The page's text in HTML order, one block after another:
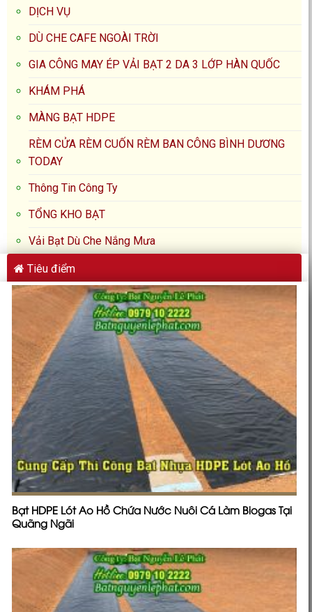
Dịch Vụ Thay Bạt Kéo Mái
Che Dù Che Nắng
Chuyên Nghiệp Tại Trà
Vinh – Nâng Cấp Không
Binhduongtoday.com
Công Sân Thượng Ở Dĩ An,
Liên kết nhanh
BÁO GIÁ MUA BÁN NHÀ ĐẤT BÌNH DƯƠNG
BẠT CHE NẮNG MƯA
BẠT CHỐNG THẤM HDPE
CƠ KHÍ NỘI THẤT
DỊCH VỤ
DÙ CHE CAFE NGOÀI TRỜI
GIA CÔNG MAY ÉP VẢI BẠT 2 DA 3 LỚP HÀN QUỐC
KHÁM PHÁ
MÀNG BẠT HDPE
RÈM CỬA RÈM CUỐN RÈM BAN CÔNG BÌNH DƯƠNG
TODAY
Thông Tin Công Ty
TỔNG KHO BẠT